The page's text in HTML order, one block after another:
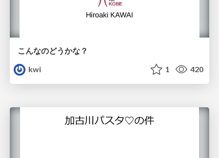
こんなのどうかな？
kwi
1 420